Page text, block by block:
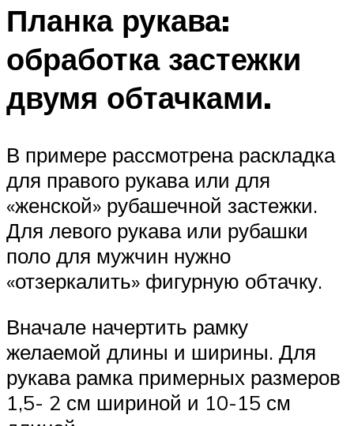
Планка рукава:
обработка застежки
двумя обтачками.
В примере рассмотрена раскладка
для правого рукава или для
«женской» рубашечной застежки.
Для левого рукава или рубашки
поло для мужчин нужно
«отзеркалить» фигурную обтачку.
Вначале начертить рамку
желаемой длины и ширины. Для
рукава рамка примерных размеров
1,5- 2 см шириной и 10-15 см